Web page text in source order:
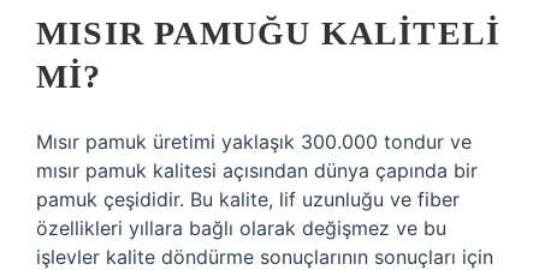
MISIR PAMUĞU KALITELI
MI?
Mısır pamuk üretimi yaklaşık 300.000 tondur ve
mısır pamuk kalitesi açısından dünya çapında bir
pamuk çeşididir. Bu kalite, lif uzunluğu ve fiber
özellikleri yıllara bağlı olarak değişmez ve bu
işlevler kalite döndürme sonuçlarının sonuçları için